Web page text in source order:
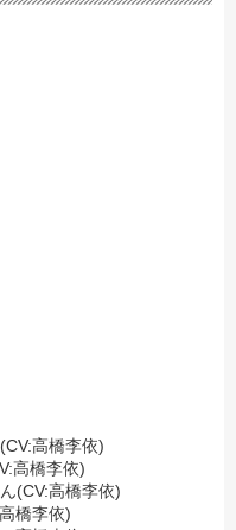
高橋李依)
高橋李依)
(CV:高橋李依)
橋李依)